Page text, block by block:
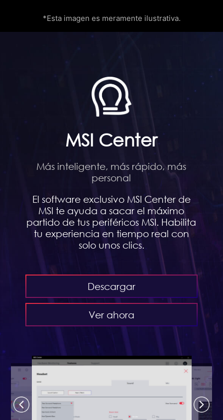
*Esta imagen es meramente ilustrativa.
MSI Center
Más inteligente, más rápido, más
personal
El software exclusivo MSI Center de
MSI te ayuda a sacar el máximo
partido de tus periféricos MSI. Habilita
tu experiencia en tiempo real con
solo unos clics.
Descargar
Ver ahora